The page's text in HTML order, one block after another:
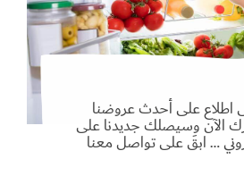
اطلاع على أحدث عروضنا
الآن وسيصلك جديدنا على
… ابقَ على تواصل معنا
Set Youtube Channel